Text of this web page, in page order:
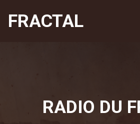
FRACTAL
RADIO DU